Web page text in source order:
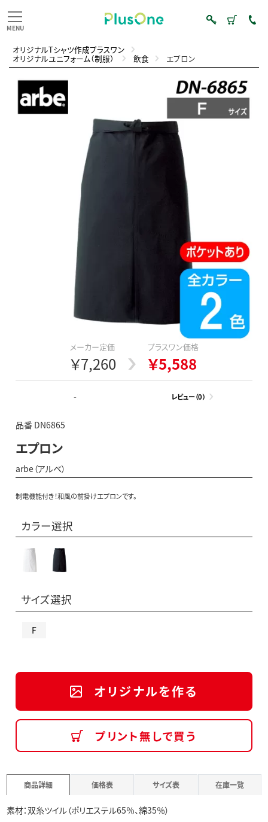
オリジナルTシャツ作成プラスワン
オリジナルユニフォーム（制服） 飲食 エプロン
メーカー定価
￥7,260
プラスワン価格
￥5,588
- レビュー（0）
品番 DN6865
エプロン
arbe（アルベ）
制電機能付き！和風の前掛けエプロンです。
カラー選択
サイズ選択
F
オリジナルを作る
プリント無しで買う
商品詳細 価格表 サイズ表 在庫一覧
素材：双糸ツイル（ポリエステル65％、綿35％）